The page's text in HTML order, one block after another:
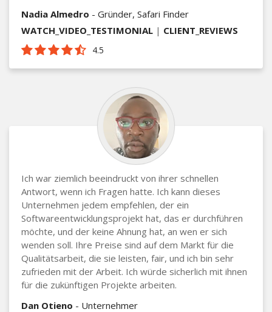
Nadia Almedro - Gründer, Safari Finder
WATCH_VIDEO_TESTIMONIAL | CLIENT_REVIEWS
4.5
Ich war ziemlich beeindruckt von ihrer schnellen
Antwort, wenn ich Fragen hatte. Ich kann dieses
Unternehmen jedem empfehlen, der ein
Softwareentwicklungsprojekt hat, das er durchführen
möchte, und der keine Ahnung hat, an wen er sich
wenden soll. Ihre Preise sind auf dem Markt für die
Qualitätsarbeit, die sie leisten, fair, und ich bin sehr
zufrieden mit der Arbeit. Ich würde sicherlich mit ihnen
für die zukünftigen Projekte arbeiten.
Dan Otieno - Unternehmer